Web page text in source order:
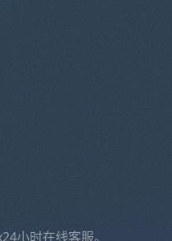
小时在线客服。